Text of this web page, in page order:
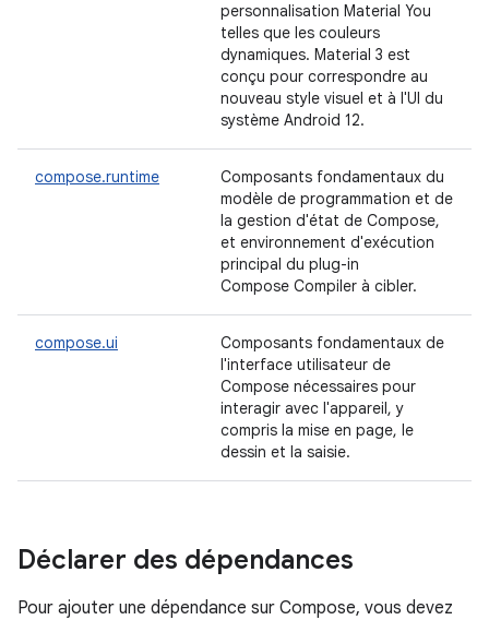
personnalisation Material You
telles que les couleurs
dynamiques. Material 3 est
conçu pour correspondre au
nouveau style visuel et à l'UI du
système Android 12.
compose.runtime
Composants fondamentaux du
modèle de programmation et de
la gestion d'état de Compose,
et environnement d'exécution
principal du plug-in
Compose Compiler à cibler.
compose.ui
Composants fondamentaux de
l'interface utilisateur de
Compose nécessaires pour
interagir avec l'appareil, y
compris la mise en page, le
dessin et la saisie.
Déclarer des dépendances
Pour ajouter une dépendance sur Compose, vous devez